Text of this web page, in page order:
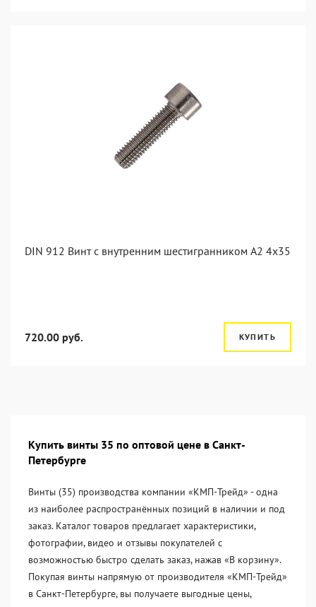
DIN 912 Винт с внутренним шестигранником А2 4х35
720.00 руб. КУПИТЬ
Купить винты 35 по оптовой цене в Санкт-
Петербурге
Винты (35) производства компании «KМП-Трейд» - одна
из наиболее распространённых позиций в наличии и под
заказ. Каталог товаров предлагает характеристики,
фотографии, видео и отзывы покупателей с
возможностью быстро сделать заказ, нажав «В корзину».
Покупая винты напрямую от производителя «KМП-Трейд»
в Санкт-Петербурге, вы получаете выгодные цены,